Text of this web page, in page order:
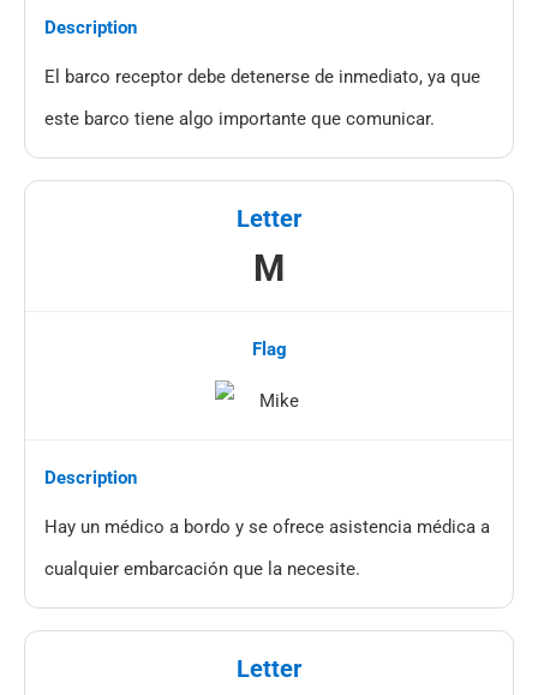
El barco receptor debe detenerse de inmediato, ya que
este barco tiene algo importante que comunicar.
M
Hay un médico a bordo y se ofrece asistencia médica a
cualquier embarcación que la necesite.